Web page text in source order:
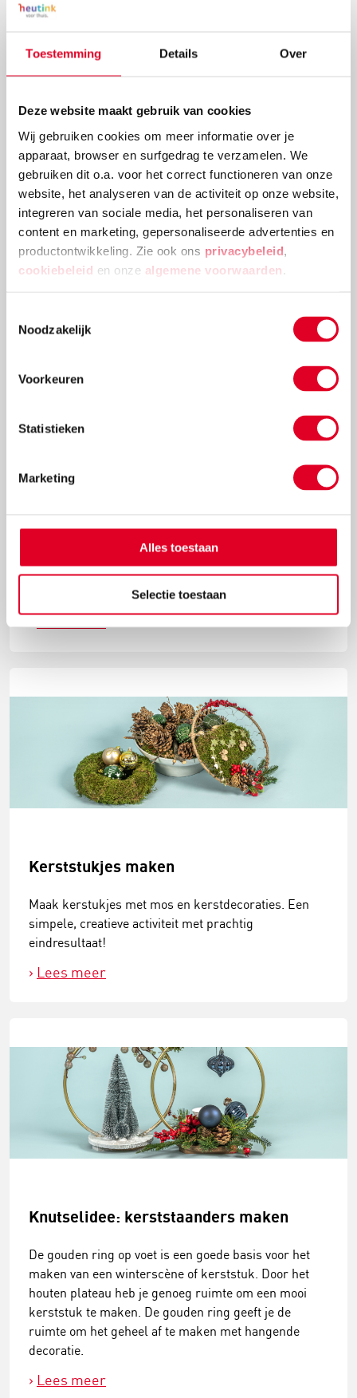
Toestemming Details Over
Deze website maakt gebruik van cookies
Wij gebruiken cookies om meer informatie over je
apparaat, browser en surfgedrag te verzamelen. We
gebruiken dit o.a. voor het correct functioneren van onze
website, het analyseren van de activiteit op onze website,
integreren van sociale media, het personaliseren van
content en marketing, gepersonaliseerde advertenties en
productontwikkeling. Zie ook ons privacybeleid
cookiebeleid en onze algemene voorwaarden
Noodzakelijk
Voorkeuren
Statistieken
Marketing
Alles toestaan
Selectie toestaan
Knutselidee: kerstballenboom maken
Deze kerstballenboom is een echte eyecatcher! Plak
verschillende groottes van kerstballen en
versieringen aan elkaar tot deze mooie
kerstballenboom ontstaat!
Knutselidee: kersthanger met ballen
Met de metalen ring met gaas hang je met gemak
kerstballen in de vorm van een kerstboom op.
Kerststukjes maken
Maak kerstukjes met mos en kerstdecoraties. Een
simpele, creatieve activiteit met prachtig
eindresultaat!
Lees meer
Knutselidee: kerststaanders maken
De gouden ring op voet is een goede basis voor het
maken van een winterscène of kerststuk. Door het
houten plateau heb je genoeg ruimte om een mooi
kerststuk te maken. De gouden ring geeft je de
ruimte om het geheel af te maken met hangende
decoratie.
Lees meer